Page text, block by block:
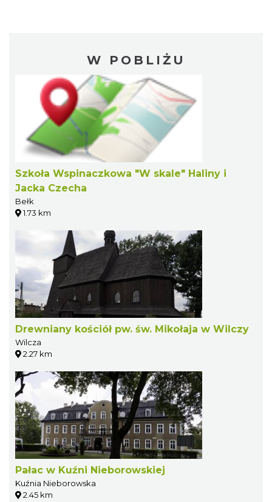
W POBLIŻU
Szkoła Wspinaczkowa "W skale" Haliny i
Jacka Czecha
Bełk
1.73 km
Drewniany kościół pw. św. Mikołaja w Wilczy
Wilcza
2.27 km
Pałac w Kuźni Nieborowskiej
Kuźnia Nieborowska
2.45 km